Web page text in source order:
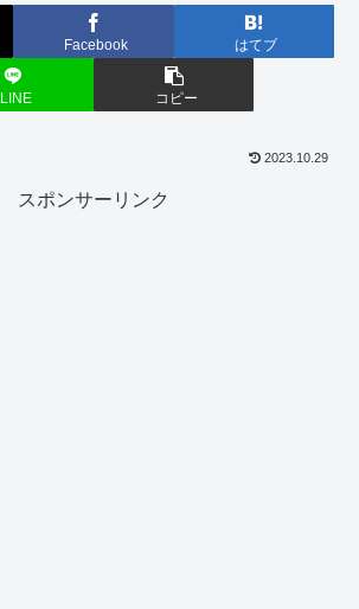
Facebook はてブ
LINE コピー
2023.10.29
スポンサーリンク